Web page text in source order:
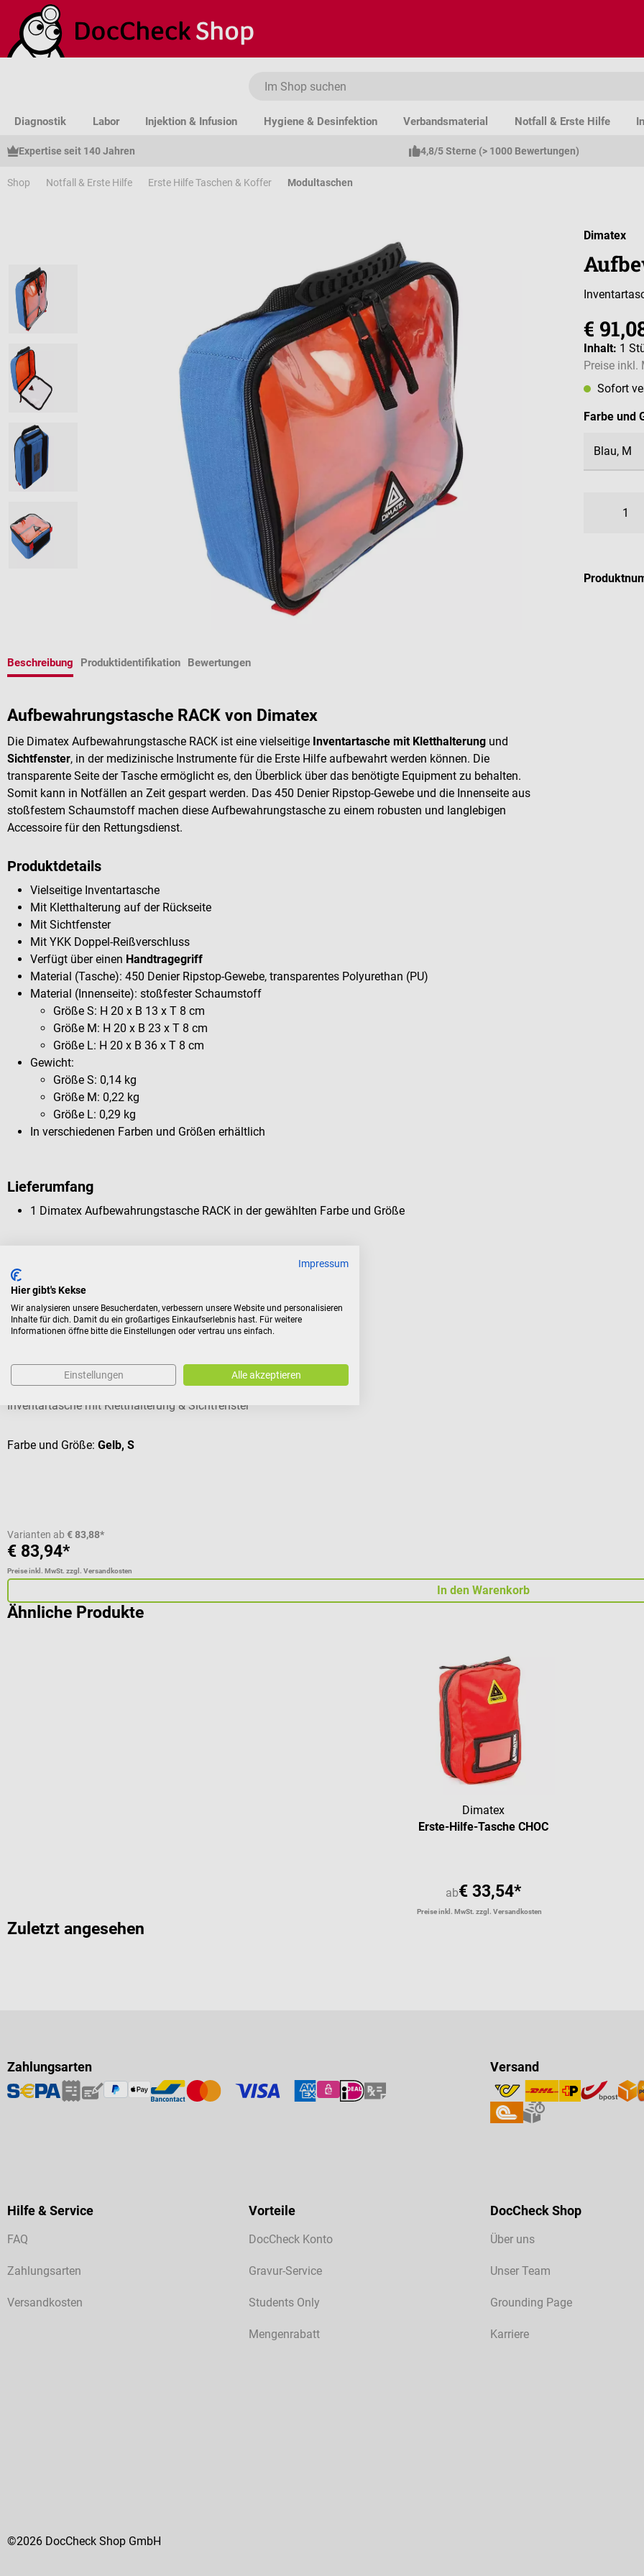
Hauptinhalt springen
Zur Suche springen
Zur Hauptnavigation springen
Diagnostik Labor Injektion & Infusion Hygiene & Desinfektion Verbandsmaterial Notfall & Erste Hilfe
Expertise seit 140 Jahren 4,8/5 Sterne (> 1000 Bewertungen)
Shop Notfall & Erste Hilfe Erste Hilfe Taschen & Koffer Modultaschen
Dimatex
€
Inhalt: 1
Preise inkl.
Sofort
Farbe und
Beschreibung Produktidentifikation Bewertungen
Aufbewahrungstasche RACK von Dimatex
Die Dimatex Aufbewahrungstasche RACK ist eine vielseitige Inventartasche mit Kletthalterung und
Sichtfenster, in der medizinische Instrumente für die Erste Hilfe aufbewahrt werden können. Die
transparente Seite der Tasche ermöglicht es, den Überblick über das benötigte Equipment zu behalten.
Somit kann in Notfällen an Zeit gespart werden. Das 450 Denier Ripstop-Gewebe und die Innenseite aus
stoßfestem Schaumstoff machen diese Aufbewahrungstasche zu einem robusten und langlebigen
Accessoire für den Rettungsdienst.
Produktdetails
Vielseitige Inventartasche
Mit Kletthalterung auf der Rückseite
Mit Sichtfenster
Mit YKK Doppel-Reißverschluss
Verfügt über einen Handtragegriff
Material (Tasche): 450 Denier Ripstop-Gewebe, transparentes Polyurethan (PU)
Material (Innenseite): stoßfester Schaumstoff
Größe S: H 20 x B 13 x T 8 cm
Größe M: H 20 x B 23 x T 8 cm
Größe L: H 20 x B 36 x T 8 cm
Gewicht:
Größe S: 0,14 kg
Größe M: 0,22 kg
Größe L: 0,29 kg
In verschiedenen Farben und Größen erhältlich
Lieferumfang
1 Dimatex Aufbewahrungstasche RACK in der gewählten Farbe und Größe
Kunden kauften auch
Aufbewahrungstasche RACK
Inventartasche mit Kletthalterung & Sichtfenster
Farbe und Größe: Gelb, S
Varianten ab € 83,88*
€ 83,94*
Preise inkl. MwSt. zzgl. Versandkosten
In den Warenkorb
Ähnliche Produkte
Dimatex
Erste-Hilfe-Tasche CHOC
ab€ 33,54*
Preise inkl. MwSt. zzgl. Versandkosten
Zuletzt angesehen
Zahlungsarten Versand
Hilfe & Service
FAQ
Zahlungsarten
Versandkosten
Vorteile
DocCheck Konto
Gravur-Service
Students Only
Mengenrabatt
DocCheck Shop
Über uns
Unser Team
Grounding Page
Karriere
©2026 DocCheck Shop GmbH
Impressum
Hier gibt's Kekse
Wir analysieren unsere Besucherdaten, verbessern unsere Website und personalisieren
Inhalte für dich. Damit du ein großartiges Einkaufserlebnis hast. Für weitere
Informationen öffne bitte die Einstellungen oder vertrau uns einfach.
Einstellungen Alle akzeptieren